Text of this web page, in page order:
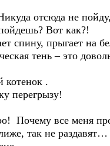
отсюда не
Вот как?!
спину, прыгает на
тень – это
котенок .
перегрызу!
Почему все меня
так не раздавят…